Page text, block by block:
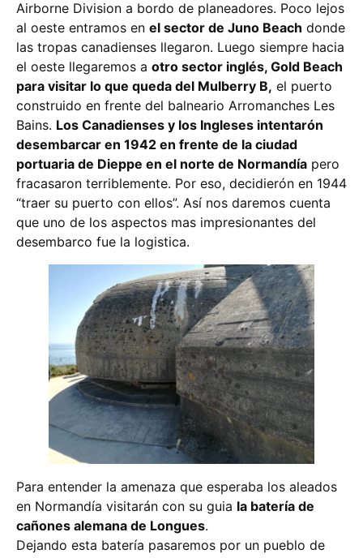
Airborne Division a bordo de planeadores. Poco lejos
al oeste entramos en el sector de Juno Beach donde
las tropas canadienses llegaron. Luego siempre hacia
el oeste llegaremos a otro sector inglés, Gold Beach
para visitar lo que queda del Mulberry B, el puerto
construido en frente del balneario Arromanches Les
Bains. Los Canadienses y los Ingleses intentarón
desembarcar en 1942 en frente de la ciudad
portuaria de Dieppe en el norte de Normandía pero
fracasaron terriblemente. Por eso, decidierón en 1944
“traer su puerto con ellos”. Así nos daremos cuenta
que uno de los aspectos mas impresionantes del
desembarco fue la logistica.
Para entender la amenaza que esperaba los aleados
en Normandía visitarán con su guia la batería de
cañones alemana de Longues.
Dejando esta batería pasaremos por un pueblo de